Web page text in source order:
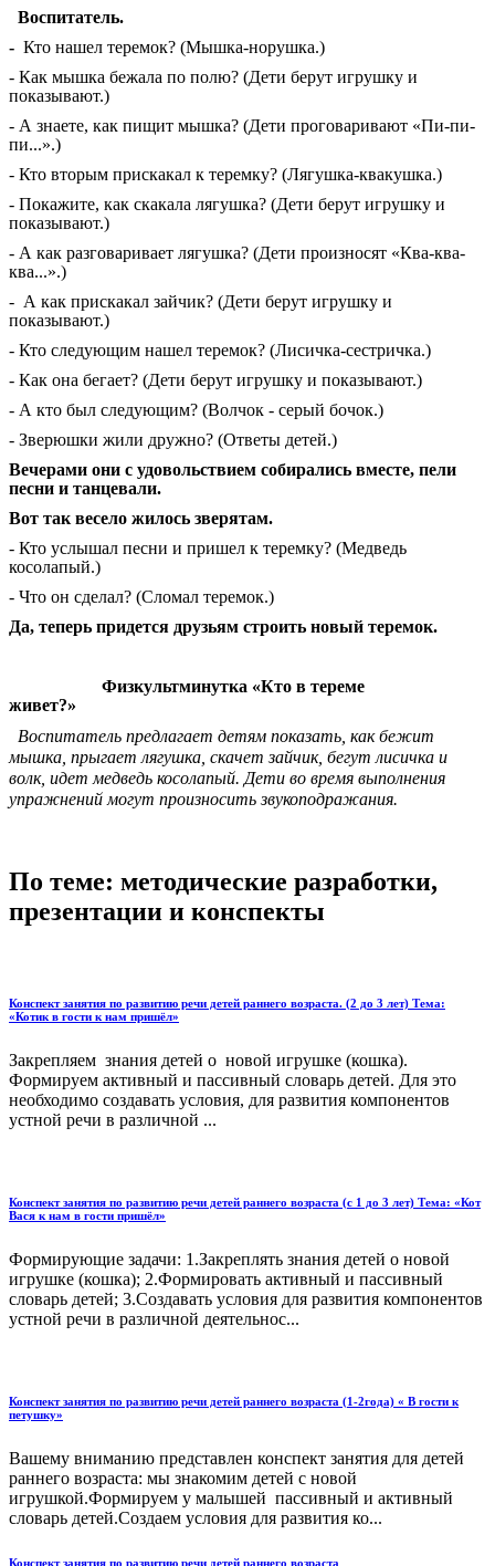
Воспитатель.
- Кто нашел теремок? (Мышка-норушка.)
- Как мышка бежала по полю? (Дети берут игрушку и
показывают.)
- А знаете, как пищит мышка? (Дети проговаривают «Пи-пи-
пи...».)
- Кто вторым прискакал к теремку? (Лягушка-квакушка.)
- Покажите, как скакала лягушка? (Дети берут игрушку и
показывают.)
- А как разговаривает лягушка? (Дети произносят «Ква-ква-
ква...».)
- А как прискакал зайчик? (Дети берут игрушку и
показывают.)
- Кто следующим нашел теремок? (Лисичка-сестричка.)
- Как она бегает? (Дети берут игрушку и показывают.)
- А кто был следующим? (Волчок - серый бочок.)
- Зверюшки жили дружно? (Ответы детей.)
Вечерами они с удовольствием собирались вместе, пели
песни и танцевали.
Вот так весело жилось зверятам.
- Кто услышал песни и пришел к теремку? (Медведь
косолапый.)
- Что он сделал? (Сломал теремок.)
Да, теперь придется друзьям строить новый теремок.
Физкультминутка «Кто в тереме
живет?»
Воспитатель предлагает детям показать, как бежит
мышка, прыгает лягушка, скачет зайчик, бегут лисичка и
волк, идет медведь косолапый. Дети во время выполнения
упражнений могут произносить звукоподражания.
По теме: методические разработки,
презентации и конспекты
Конспект занятия по развитию речи детей раннего возраста. (2 до 3 лет) Тема:
«Котик в гости к нам пришёл»
Закрепляем знания детей о новой игрушке (кошка).
Формируем активный и пассивный словарь детей. Для это
необходимо создавать условия, для развития компонентов
устной речи в различной ...
Конспект занятия по развитию речи детей раннего возраста (с 1 до 3 лет) Тема: «Кот
Вася к нам в гости пришёл»
Формирующие задачи: 1.Закреплять знания детей о новой
игрушке (кошка); 2.Формировать активный и пассивный
словарь детей; 3.Создавать условия для развития компонентов
устной речи в различной деятельнос...
Конспект занятия по развитию речи детей раннего возраста (1-2года) « В гости к
петушку»
Вашему вниманию представлен конспект занятия для детей
раннего возраста: мы знакомим детей с новой
игрушкой.Формируем у малышей пассивный и активный
словарь детей.Создаем условия для развития ко...
Конспект занятия по развитию речи детей раннего возраста